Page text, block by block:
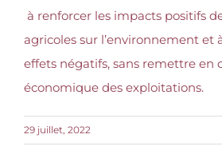
à renforcer les impacts positifs
agricoles sur l’environnement et
effets négatifs, sans remettre en
économique des exploitations.
29 juillet, 2022